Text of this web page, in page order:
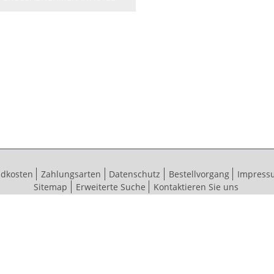
Zahlungsarten Datenschutz Bestellvorgang
Sitemap
Erweiterte Suche Kontaktieren Sie uns